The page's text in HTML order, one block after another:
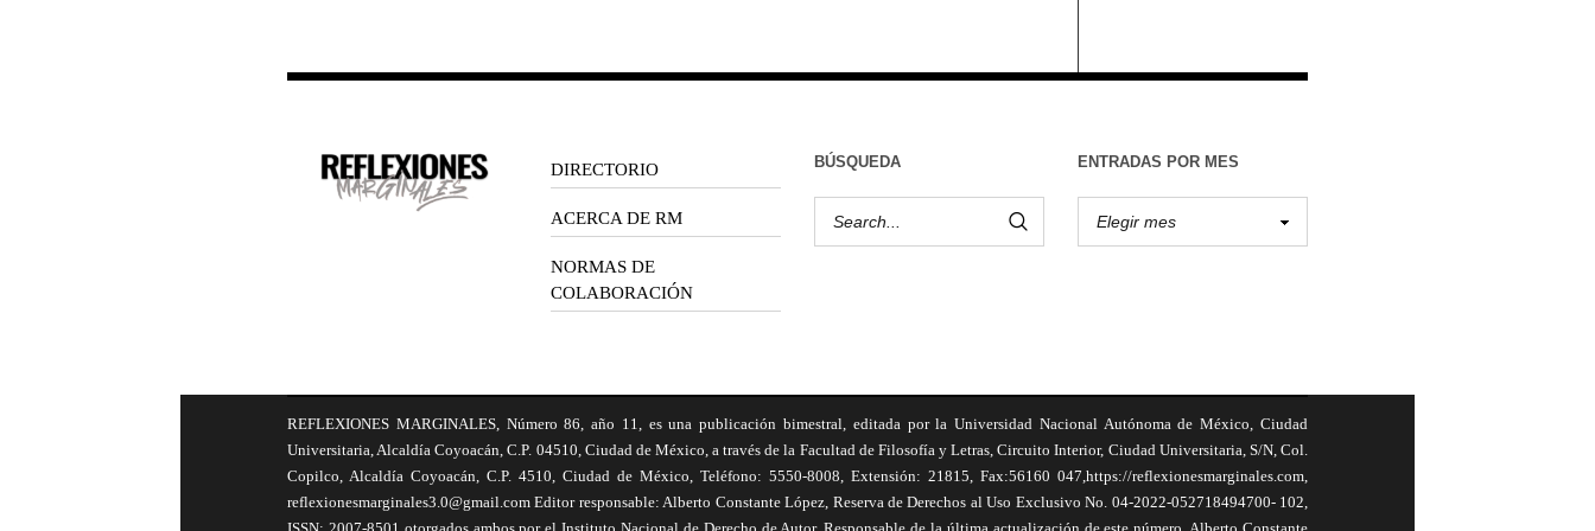
DIRECTORIO
ACERCA DE RM
NORMAS DE
COLABORACIÓN
BÚSQUEDA ENTRADAS POR MES
REFLEXIONES MARGINALES, Número 86, año 11, es una publicación bimestral, editada por la Universidad Nacional Autónoma de México, Ciudad
Universitaria, Alcaldía Coyoacán, C.P. 04510, Ciudad de México, a través de la Facultad de Filosofía y Letras, Circuito Interior, Ciudad Universitaria, S/N, Col.
Copilco, Alcaldía Coyoacán, C.P. 4510, Ciudad de México, Teléfono: 5550-8008, Extensión: 21815, Fax:56160 047,https://reflexionesmarginales.com,
reflexionesmarginales3.0@gmail.com Editor responsable: Alberto Constante López, Reserva de Derechos al Uso Exclusivo No. 04-2022-052718494700- 102,